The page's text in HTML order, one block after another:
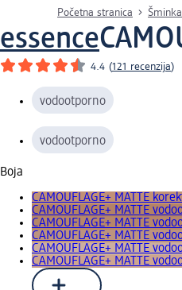
Početna stranica Šminka
essence
4.4 (121 recenzija)
vodootporno
vodootporno
Boja
CAMOUFLAGE+ MATTE
CAMOUFLAGE+ MATTE
CAMOUFLAGE+ MATTE
CAMOUFLAGE+ MATTE
CAMOUFLAGE+ MATTE
CAMOUFLAGE+ MATTE